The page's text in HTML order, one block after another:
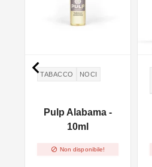
TABACCO NOCI
Pulp Alabama -
10ml
 Non disponibile!
